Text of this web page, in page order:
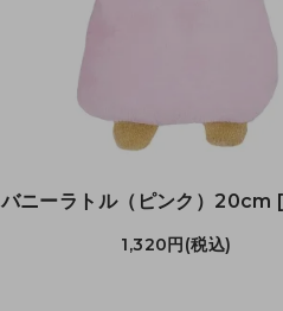
バニーラトル（ピンク）20cm
1,320円(税込)